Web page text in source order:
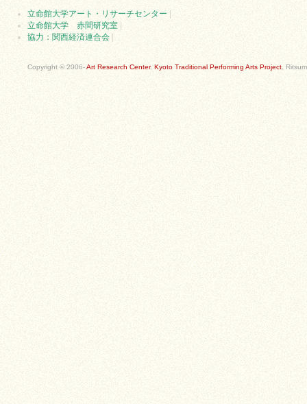
立命館大学アート・リサーチセンター
立命館大学 赤間研究室
協力：関西経済連合会
Copyright © 2006-Art Research Center, Kyoto Traditional Performing Arts Project ,